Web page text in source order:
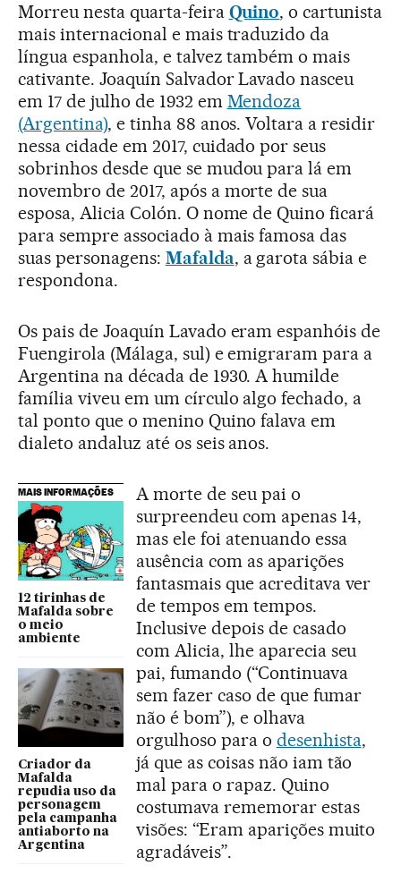
Morreu nesta quarta-feira Quino, o cartunista
mais internacional e mais traduzido da
língua espanhola, e talvez também o mais
cativante. Joaquín Salvador Lavado nasceu
em 17 de julho de 1932 em Mendoza
(Argentina), e tinha 88 anos. Voltara a residir
nessa cidade em 2017, cuidado por seus
sobrinhos desde que se mudou para lá em
novembro de 2017, após a morte de sua
esposa, Alicia Colón. O nome de Quino ficará
para sempre associado à mais famosa das
suas personagens: Mafalda, a garota sábia e
respondona.
Os pais de Joaquín Lavado eram espanhóis de
Fuengirola (Málaga, sul) e emigraram para a
Argentina na década de 1930. A humilde
família viveu em um círculo algo fechado, a
tal ponto que o menino Quino falava em
dialeto andaluz até os seis anos.
MAIS INFORMAÇÕES
12 tirinhas de
Mafalda sobre
o meio
ambiente
Criador da
Mafalda
repudia uso da
personagem
pela campanha
antiaborto na
Argentina
A morte de seu pai o
surpreendeu com apenas 14,
mas ele foi atenuando essa
ausência com as aparições
fantasmais que acreditava ver
de tempos em tempos.
Inclusive depois de casado
com Alicia, lhe aparecia seu
pai, fumando (“Continuava
sem fazer caso de que fumar
não é bom”), e olhava
orgulhoso para o desenhista,
já que as coisas não iam tão
mal para o rapaz. Quino
costumava rememorar estas
visões: “Eram aparições muito
agradáveis”.